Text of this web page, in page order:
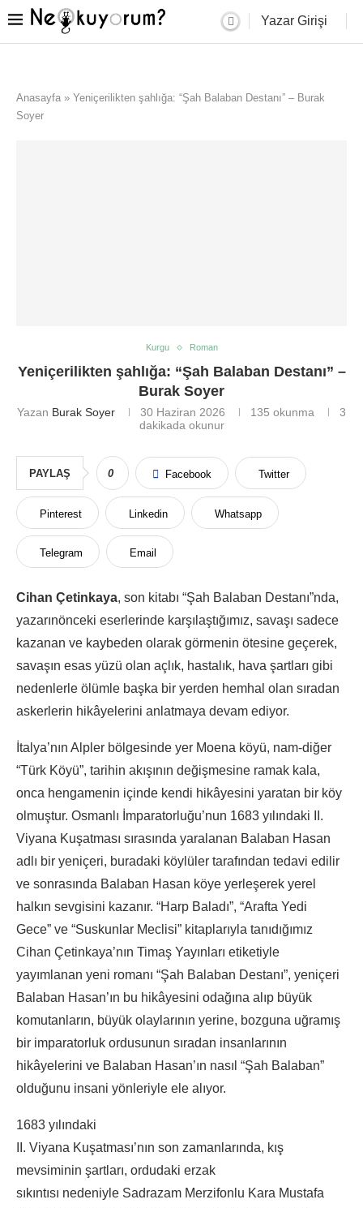
Yazar Girişi
Anasayfa » Yeniçerilikten şahlığa: “Şah Balaban Destanı” – Burak
Soyer
Kurgu Roman
Yeniçerilikten şahlığa: “Şah Balaban Destanı” –
Burak Soyer
Yazan Burak Soyer 30 Haziran 2026 135 okunma
3
dakikada okunur
PAYLAŞ 0 Facebook Twitter
Pinterest Linkedin Whatsapp
Telegram Email
Cihan Çetinkaya, son kitabı “Şah Balaban Destanı”nda,
yazarınönceki eserlerinde karşılaştığımız, savaşı sadece
kazanan ve kaybeden olarak görmenin ötesine geçerek,
savaşın esas yüzü olan açlık, hastalık, hava şartları gibi
nedenlerle ölümle başka bir yerden hemhal olan sıradan
askerlerin hikâyelerini anlatmaya devam ediyor.
İtalya’nın Alpler bölgesinde yer Moena köyü, nam-diğer
“Türk Köyü”, tarihin akışının değişmesine ramak kala,
onca hengamenin içinde kendi hikâyesini yaratan bir köy
olmuştur. Osmanlı İmparatorluğu’nun 1683 yılındaki II.
Viyana Kuşatması sırasında yaralanan Balaban Hasan
adlı bir yeniçeri, buradaki köylüler tarafından tedavi edilir
ve sonrasında Balaban Hasan köye yerleşerek yerel
halkın sevgisini kazanır. “Harp Baladı”, “Arafta Yedi
Gece” ve “Suskunlar Meclisi” kitaplarıyla tanıdığımız
Cihan Çetinkaya’nın Timaş Yayınları etiketiyle
yayımlanan yeni romanı “Şah Balaban Destanı”, yeniçeri
Balaban Hasan’ın bu hikâyesini odağına alıp büyük
komutanların, büyük olaylarının yerine, bozguna uğramış
bir imparatorluk ordusunun sıradan insanlarının
hikâyelerini ve Balaban Hasan’ın nasıl “Şah Balaban”
olduğunu insani yönleriyle ele alıyor.
1683 yılındaki
II. Viyana Kuşatması’nın son zamanlarında, kış
mevsiminin şartları, ordudaki erzak
sıkıntısı nedeniyle Sadrazam Merzifonlu Kara Mustafa